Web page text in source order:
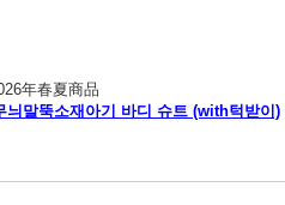
年春夏商品
늬말뚝소재아기 바디 슈트 (with턱받이)